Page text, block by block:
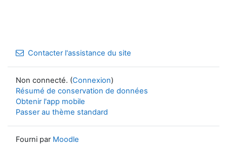
Contacter l'assistance du site
Non connecté. (Connexion)
Résumé de conservation de données
Obtenir l'app mobile
Passer au thème standard
Fourni par Moodle